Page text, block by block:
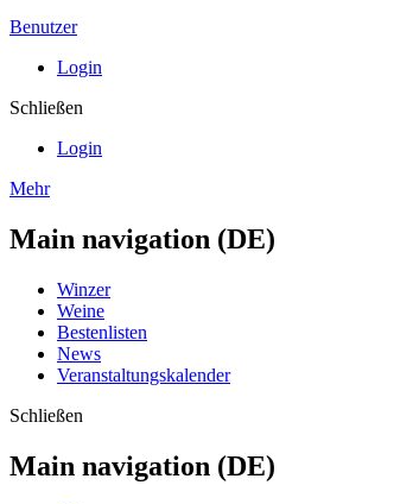
Benutzer
Login
Schließen
Login
Mehr
Main navigation (DE)
Winzer
Weine
Bestenlisten
News
Veranstaltungskalender
Schließen
Main navigation (DE)